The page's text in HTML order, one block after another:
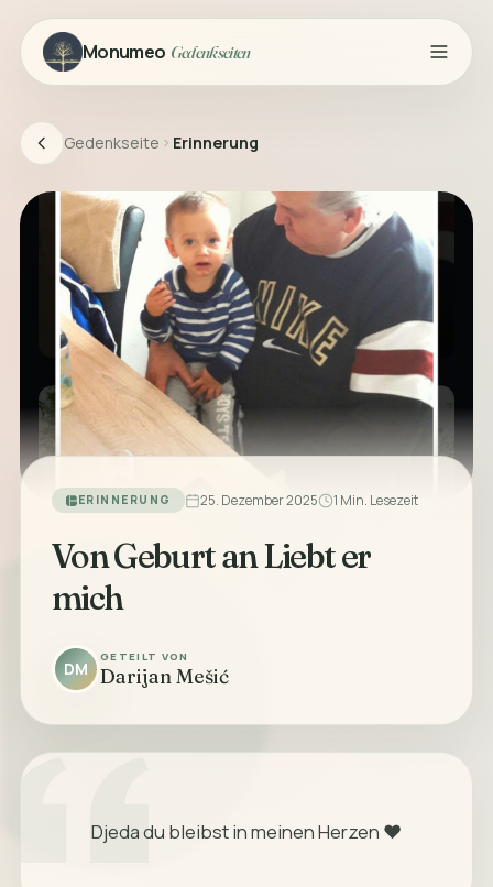
Monumeo Gedenkseiten
Gedenkseite Erinnerung
ERINNERUNG 25. Dezember 2025 1 Min. Lesezeit
Von Geburt an Liebt er
mich
DM
GETEILT VON
Darijan Mešić